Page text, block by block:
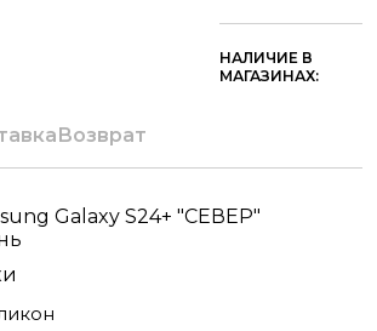
НАЛИЧИЕ В
МАГАЗИНАХ:
Возврат
Galaxy S24+ "СЕВЕР"